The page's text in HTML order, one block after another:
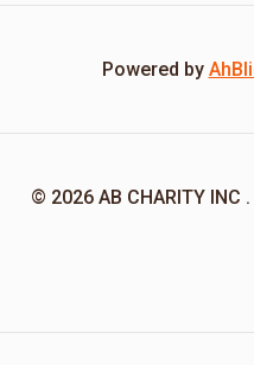
Powered by
© 2026 AB CHARITY INC